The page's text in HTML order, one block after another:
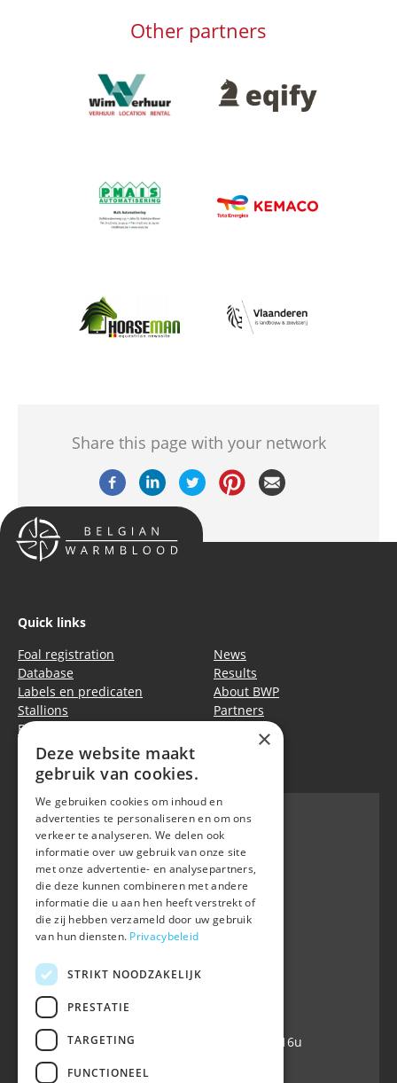
Other partners
Afbeelding Afbeelding
Afbeelding
Afbeelding
Afbeelding Afbeelding
Share this page with your network
Quick links
Foal registration
Database
Labels en predicaten
Stallions
Events
News
Results
About BWP
Partners
Privacy policy Cookie policy
BWP
Waversebaan 99
B-3050 OUD-HEVERLEE
+32 (0) 16 47 99 80
+32 (0) 16 47 99 85
info@belgian-warmblood.com
VAT BE 0410.346.424
IBAN BE40 7364 0368 4863
Open every working day: 9u-12u & 13-16u
Follow us
×
Deze website maakt
gebruik van cookies.
We gebruiken cookies om inhoud en
advertenties te personaliseren en om ons
verkeer te analyseren. We delen ook
informatie over uw gebruik van onze site
met onze advertentie- en analysepartners,
die deze kunnen combineren met andere
informatie die u aan hen heeft verstrekt of
die zij hebben verzameld door uw gebruik
van hun diensten. Privacybeleid
STRIKT NOODZAKELIJK
PRESTATIE
TARGETING
FUNCTIONEEL